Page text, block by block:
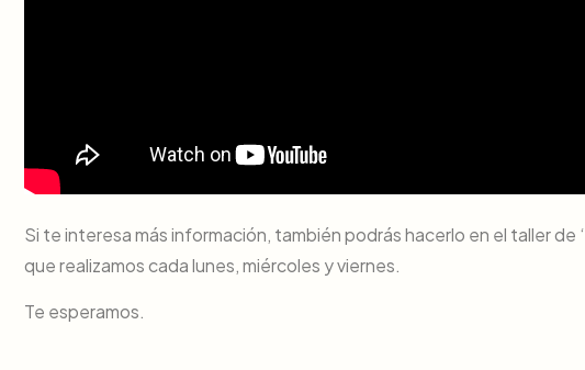
Si te interesa más información, también podrás hacerlo en el taller de ‘
que realizamos cada lunes, miércoles y viernes.
Te esperamos.